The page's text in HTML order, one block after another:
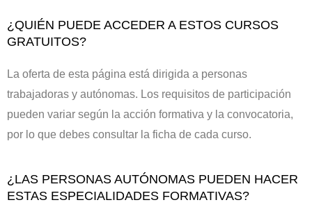
¿QUIÉN PUEDE ACCEDER A ESTOS CURSOS
GRATUITOS?
La oferta de esta página está dirigida a personas
trabajadoras y autónomas. Los requisitos de participación
pueden variar según la acción formativa y la convocatoria,
por lo que debes consultar la ficha de cada curso.
¿LAS PERSONAS AUTÓNOMAS PUEDEN HACER
ESTAS ESPECIALIDADES FORMATIVAS?